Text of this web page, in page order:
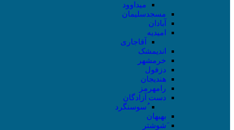
میداوود
مسجدسلیمان
آبادان
امیدیه
آقاجاری
اندیمشک
خرمشهر
دزفول
هندیجان
رامهرمز
دست آزادگان
ُسوسنگرد
بهبهان
َشوشتر